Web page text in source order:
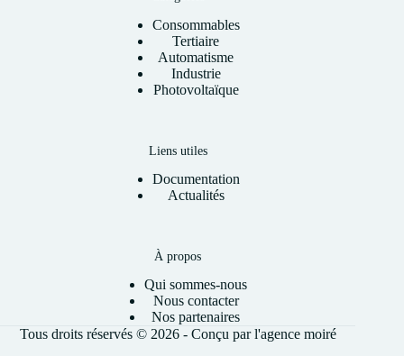
Consommables
Tertiaire
Automatisme
Industrie
Photovoltaïque
Liens utiles
Documentation
Actualités
À propos
Qui sommes-nous
Nous contacter
Nos partenaires
Tous droits réservés © 2026 - Conçu par l'agence moiré